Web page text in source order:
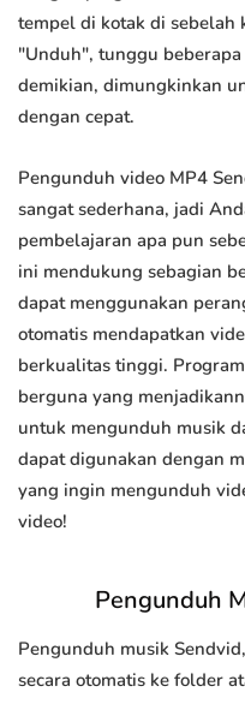
tempel di kotak di
"Unduh", tunggu
demikian, dimungkinkan
dengan cepat.
Pengunduh video MP4
sangat sederhana, jadi
pembelajaran apa pun
ini mendukung sebagian
dapat menggunakan
otomatis mendapatkan
berkualitas tinggi.
berguna yang
untuk mengunduh musik
dapat digunakan dengan
yang ingin mengunduh
video!
Pengunduh
Pengunduh musik
secara otomatis ke folder